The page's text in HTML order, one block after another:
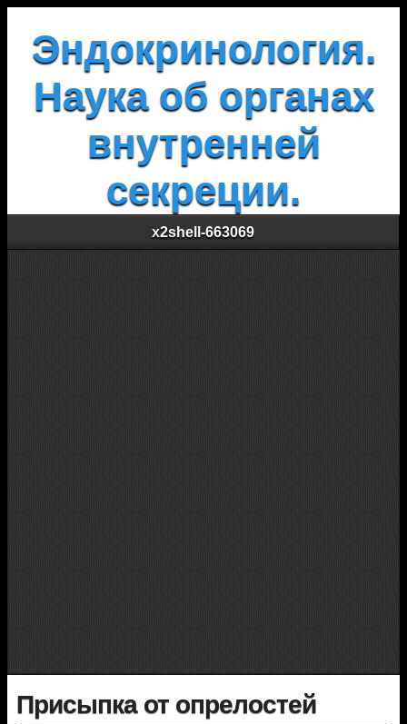
Эндокринология.
Наука об органах
внутренней
секреции.
x2shell-663069
Присыпка от опрелостей